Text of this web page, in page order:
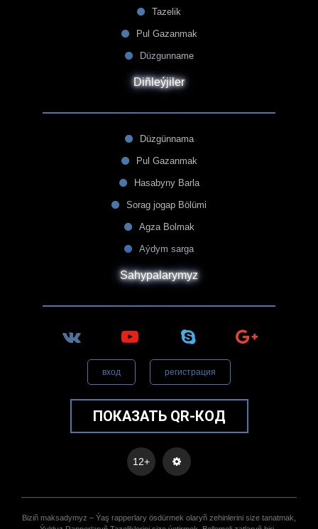
Tazelik
Pul Gazanmak
Düzgunname
Diñleýjiler
Düzgünnama
Pul Gazanmak
Hasabyny Barla
Sorag jogap Bölümi
Agza Bolmak
Aýdym sarga
Sahypalarymyz
вход регистрация
ПОКАЗАТЬ QR-КОД
12+
Biziñ maksadymyz – Ýaş rapperlary ösdürmek olaryñ zehinlerini size tanatmak,